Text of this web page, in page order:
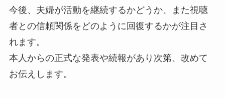
今後、夫婦が活動を継続するかどうか、また視聴
者との信頼関係をどのように回復するかが注目さ
れます。
本人からの正式な発表や続報があり次第、改めて
お伝えします。